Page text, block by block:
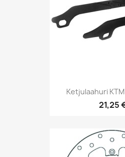
Ketjulaahuri KTM
21,25